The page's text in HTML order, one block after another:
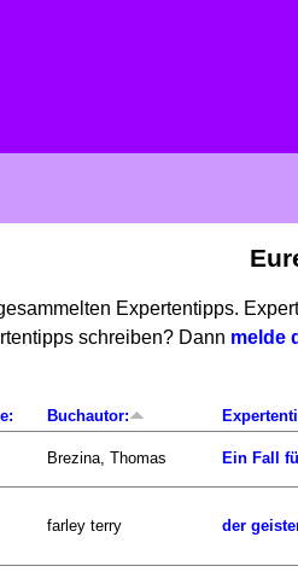
Expertentipps.
schreiben? Dann melde
Buchautor:
Brezina, Thomas Ein Fall
farley terry der